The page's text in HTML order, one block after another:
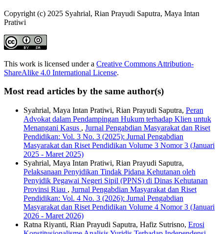
Copyright (c) 2025 Syahrial, Rian Prayudi Saputra, Maya Intan
Pratiwi
This work is licensed under a Creative Commons Attribution-
ShareAlike 4.0 International License.
Most read articles by the same author(s)
Syahrial, Maya Intan Pratiwi, Rian Prayudi Saputra, Peran
Advokat dalam Pendampingan Hukum terhadap Klien untuk
Menangani Kasus , Jurnal Pengabdian Masyarakat dan Riset
Pendidikan: Vol. 3 No. 3 (2025): Jurnal Pengabdian
Masyarakat dan Riset Pendidikan Volume 3 Nomor 3 (Januari
2025 - Maret 2025)
Syahrial, Maya Intan Pratiwi, Rian Prayudi Saputra,
Pelaksanaan Penyidikan Tindak Pidana Kehutanan oleh
Penyidik Pegawai Negeri Sipil (PPNS) di Dinas Kehutanan
Provinsi Riau , Jurnal Pengabdian Masyarakat dan Riset
Pendidikan: Vol. 4 No. 3 (2026): Jurnal Pengabdian
Masyarakat dan Riset Pendidikan Volume 4 Nomor 3 (Januari
2026 - Maret 2026)
Ratna Riyanti, Rian Prayudi Saputra, Hafiz Sutrisno, Erosi